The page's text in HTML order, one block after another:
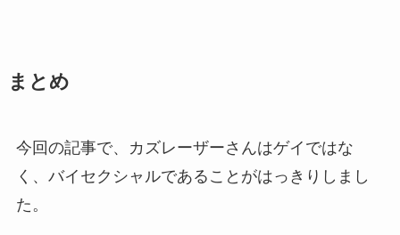
まとめ
今回の記事で、カズレーザーさんはゲイではな
く、バイセクシャルであることがはっきりしまし
た。